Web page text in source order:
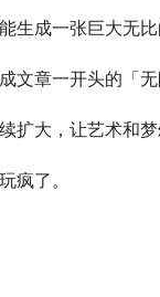
生成一张巨大无
文章一开头的「
扩大，让艺术和
疯了。